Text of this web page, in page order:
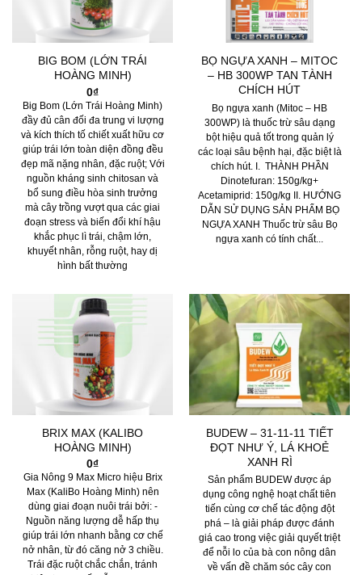
BIG BOM (LỚN TRÁI
HOÀNG MINH)
0₫
Big Bom (Lớn Trái Hoàng Minh)
đầy đủ cân đối đa trung vi lượng
và kích thích tố chiết xuất hữu cơ
giúp trái lớn toàn diện đồng đều
đẹp mã nặng nhân, đặc ruột; Với
nguồn kháng sinh chitosan và
bổ sung điều hòa sinh trưởng
mà cây trồng vượt qua các giai
đoạn stress và biến đổi khí hậu
khắc phục lì trái, chậm lớn,
khuyết nhân, rỗng ruột, hay dị
hình bất thường
BỌ NGỰA XANH – MITOC
– HB 300WP TAN TÀNH
CHÍCH HÚT
Bọ ngựa xanh (Mitoc – HB
300WP) là thuốc trừ sâu dạng
bột hiệu quả tốt trong quản lý
các loại sâu bệnh hại, đặc biệt là
chích hút. I. THÀNH PHẦN
Dinotefuran: 150g/kg+
Acetamiprid: 150g/kg II. HƯỚNG
DẪN SỬ DỤNG SẢN PHẨM BỌ
NGỰA XANH Thuốc trừ sâu Bọ
ngựa xanh có tính chất...
BRIX MAX (KALIBO
HOÀNG MINH)
0₫
Gia Nông 9 Max Micro hiệu Brix
Max (KaliBo Hoàng Minh) nên
dùng giai đoạn nuôi trái bởi: -
Nguồn năng lượng dễ hấp thụ
giúp trái lớn nhanh bằng cơ chế
nở nhân, từ đó căng nở 3 chiều.
Trái đặc ruột chắc chắn, tránh
BUDEW – 31-11-11 TIẾT
ĐỌT NHƯ Ý, LÁ KHOẺ
XANH RÌ
Sản phẩm BUDEW được áp
dụng công nghệ hoạt chất tiên
tiến cùng cơ chế tác động đột
phá – là giải pháp được đánh
giá cao trong việc giải quyết triệt
để nỗi lo của bà con nông dân
về vấn đề chăm sóc cây con